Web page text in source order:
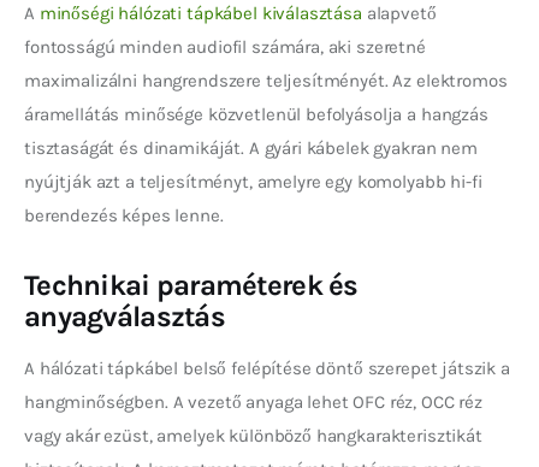
A minőségi hálózati tápkábel kiválasztása alapvető
fontosságú minden audiofil számára, aki szeretné
maximalizálni hangrendszere teljesítményét. Az elektromos
áramellátás minősége közvetlenül befolyásolja a hangzás
tisztaságát és dinamikáját. A gyári kábelek gyakran nem
nyújtják azt a teljesítményt, amelyre egy komolyabb hi-fi
berendezés képes lenne.
Technikai paraméterek és
anyagválasztás
A hálózati tápkábel belső felépítése döntő szerepet játszik a
hangminőségben. A vezető anyaga lehet OFC réz, OCC réz
vagy akár ezüst, amelyek különböző hangkarakterisztikát